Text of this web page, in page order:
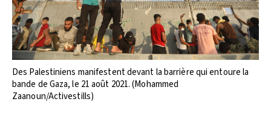
Des Palestiniens manifestent devant la barrière qui entoure la
bande de Gaza, le 21 août 2021. (Mohammed
Zaanoun/Activestills)